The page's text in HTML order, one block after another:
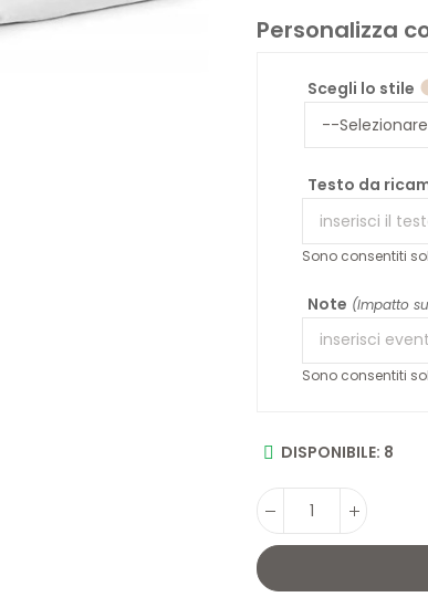
Personalizza
Scegli lo stile
Testo da
Sono consentiti
Note (Impatto
Sono consentiti
DISPONIBILE: 8